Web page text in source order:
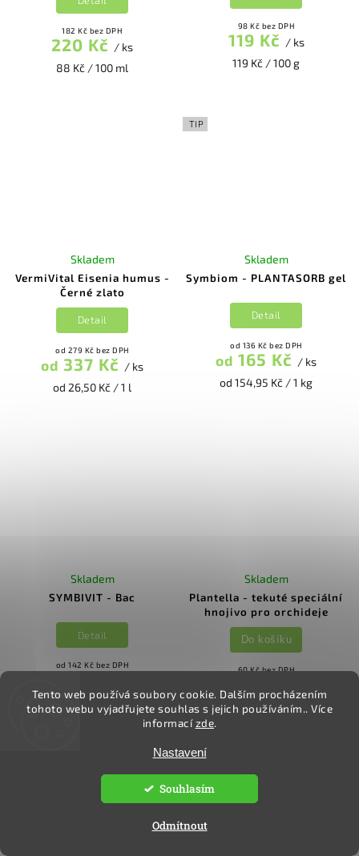
Tento web používá soubory cookie. Dalším procházením
tohoto webu vyjadřujete souhlas s jejich používáním.. Více
informacízde.
Nastavení
Odmítnout
Souhlasím
182 Kč bez DPH
220 Kč / ks
88 Kč / 100 ml
98 Kč bez DPH
119 Kč / ks
119 Kč / 100 g
VermiVital Eisenia humus -
Černé zlato
Skladem
od 279 Kč bez DPH
od 337 Kč / ks
od 26,50 Kč / 1 l
Detail
TIP
Symbiom - PLANTASORB gel
Skladem
od 136 Kč bez DPH
od 165 Kč / ks
od 154,95 Kč / 1 kg
Detail
SYMBIVIT - Bac
Skladem
od 142 Kč bez DPH
od 47,73 Kč / 100 g
Detail
Plantella - tekuté speciální
hnojivo pro orchideje
Skladem
60 Kč bez DPH
29,20 Kč / 100 ml
Do košíku